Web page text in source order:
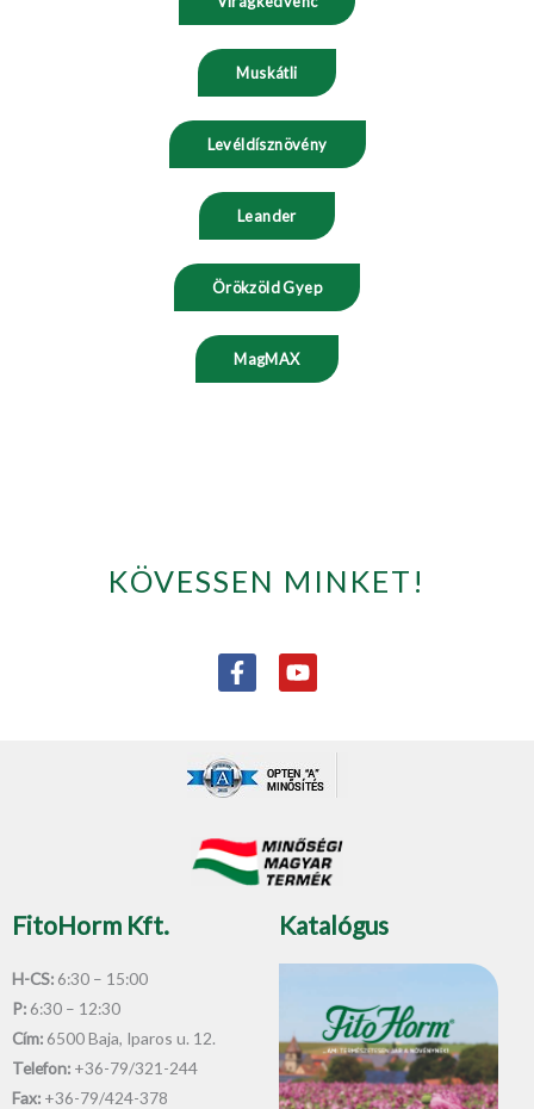
Muskátli
Levéldísznövény
Leander
Örökzöld Gyep
MagMAX
KÖVESSEN MINKET!
F
a
b
o
-
f
Y
o
u
b
FitoHorm Kft.
H-CS: 6:30 – 15:00
P: 6:30 – 12:30
Cím: 6500 Baja, Iparos u. 12.
Telefon: +36-79/321-244
Fax: +36-79/424-378
Katalógus